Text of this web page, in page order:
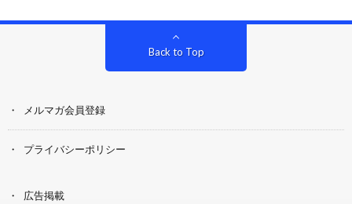
Back to Top
メルマガ会員登録
プライバシーポリシー
広告掲載